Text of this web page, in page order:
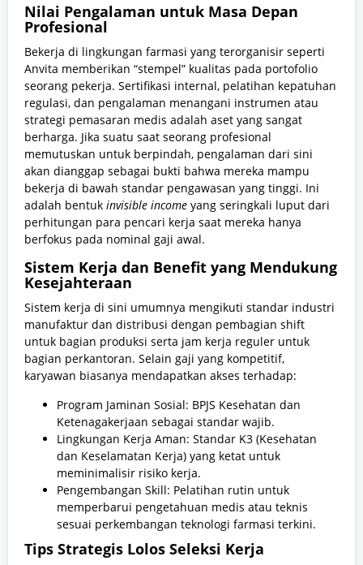
Nilai Pengalaman untuk Masa Depan
Profesional
Bekerja di lingkungan farmasi yang terorganisir seperti
Anvita memberikan “stempel” kualitas pada portofolio
seorang pekerja. Sertifikasi internal, pelatihan kepatuhan
regulasi, dan pengalaman menangani instrumen atau
strategi pemasaran medis adalah aset yang sangat
berharga. Jika suatu saat seorang profesional
memutuskan untuk berpindah, pengalaman dari sini
akan dianggap sebagai bukti bahwa mereka mampu
bekerja di bawah standar pengawasan yang tinggi. Ini
adalah bentuk invisible income yang seringkali luput dari
perhitungan para pencari kerja saat mereka hanya
berfokus pada nominal gaji awal.
Sistem Kerja dan Benefit yang Mendukung
Kesejahteraan
Sistem kerja di sini umumnya mengikuti standar industri
manufaktur dan distribusi dengan pembagian shift
untuk bagian produksi serta jam kerja reguler untuk
bagian perkantoran. Selain gaji yang kompetitif,
karyawan biasanya mendapatkan akses terhadap:
Program Jaminan Sosial: BPJS Kesehatan dan
Ketenagakerjaan sebagai standar wajib.
Lingkungan Kerja Aman: Standar K3 (Kesehatan
dan Keselamatan Kerja) yang ketat untuk
meminimalisir risiko kerja.
Pengembangan Skill: Pelatihan rutin untuk
memperbarui pengetahuan medis atau teknis
sesuai perkembangan teknologi farmasi terkini.
Tips Strategis Lolos Seleksi Kerja